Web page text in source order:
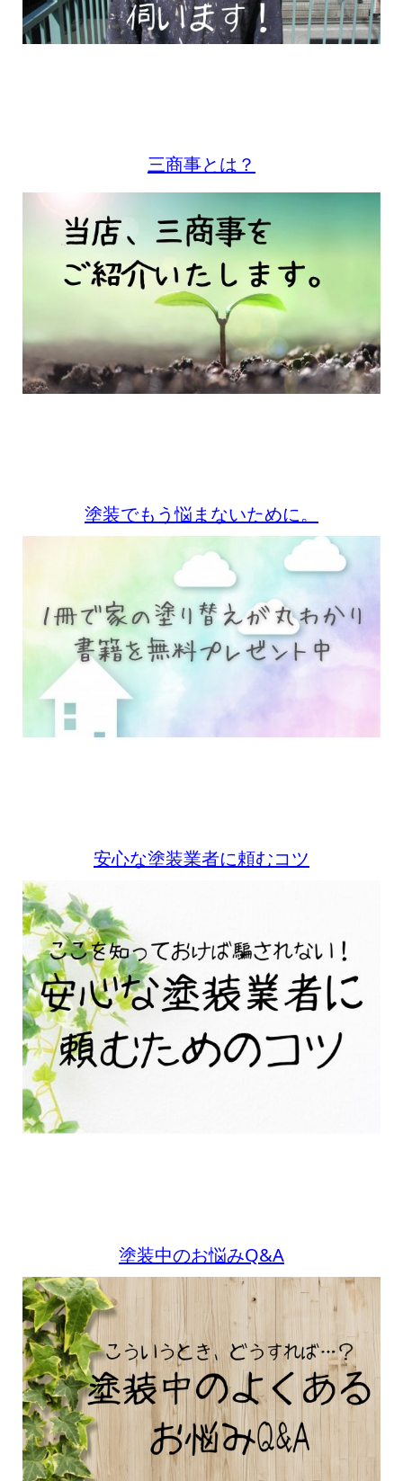
三商事とは？
塗装でもう悩まないために。
安心な塗装業者に頼むコツ
塗装中のお悩みQ&A